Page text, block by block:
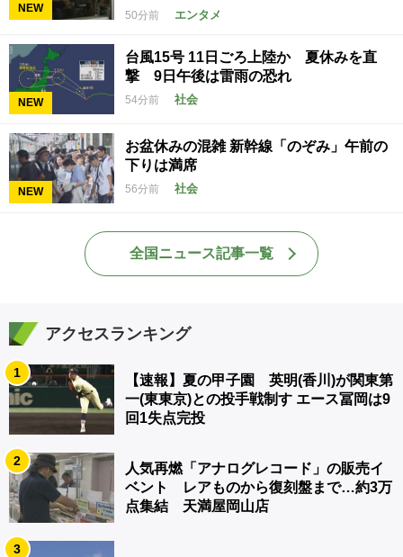
NEW
50分前 エンタメ
NEW
台風15号 11日ごろ上陸か 夏休みを直
撃 9日午後は雷雨の恐れ
54分前 社会
NEW
お盆休みの混雑 新幹線「のぞみ」午前の
下りは満席
56分前 社会
全国ニュース記事一覧
アクセスランキング
1
【速報】夏の甲子園 英明(香川)が関東第
一(東東京)との投手戦制す エース冨岡は9
回1失点完投
2
人気再燃「アナログレコード」の販売イ
ベント レアものから復刻盤まで…約3万
点集結 天満屋岡山店
3